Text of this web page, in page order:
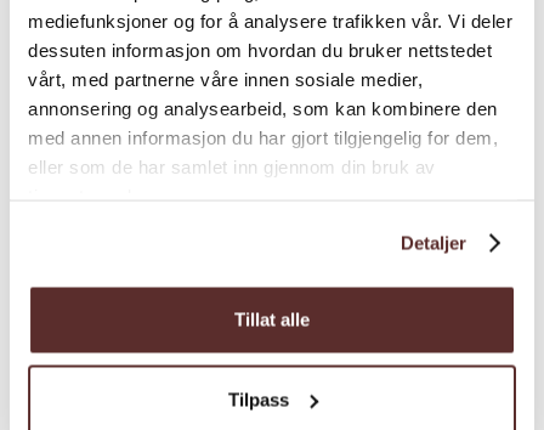
mediefunksjoner og for å analysere trafikken vår. Vi deler
dessuten informasjon om hvordan du bruker nettstedet
vårt, med partnerne våre innen sosiale medier,
annonsering og analysearbeid, som kan kombinere den
med annen informasjon du har gjort tilgjengelig for dem,
eller som de har samlet inn gjennom din bruk av
Detaljer
Tillat alle
Tilpass